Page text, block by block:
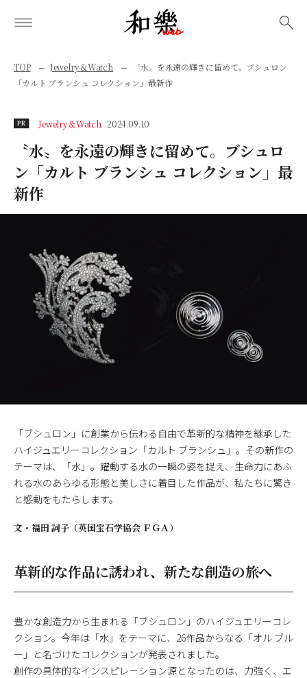
TOP Jewelry＆Watch
〝水〟を永遠の輝きに留めて。ブシュロン
「カルト ブランシュ コレクション」最新作
PR Jewelry＆Watch 2024.09.10
〝水〟を永遠の輝きに留めて。ブシュロ
ン「カルト ブランシュ コレクション」最
新作
「ブシュロン」に創業から伝わる自由で革新的な精神を継承した
ハイジュエリーコレクション「カルト ブランシュ」。その新作の
テーマは、「水」。躍動する水の一瞬の姿を捉え、生命力にあふ
れる水のあらゆる形態と美しさに着目した作品が、私たちに驚き
と感動をもたらします。
文・ 福田 詞子（英国宝石学協会 ＦＧＡ）
革新的な作品に誘われ、新たな創造の旅へ
豊かな創造力から生まれる「ブシュロン」のハイジュエリーコレ
クション。今年は「水」をテーマに、26作品からなる「オル ブル
ー」と名づけたコレクションが発表されました。
創作の具体的なインスピレーション源となったのは、力強く、エ